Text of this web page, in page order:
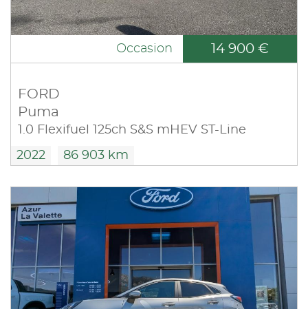
Occasion 14 900 €
FORD
Puma
1.0 Flexifuel 125ch S&S mHEV ST-Line
2022 86 903 km